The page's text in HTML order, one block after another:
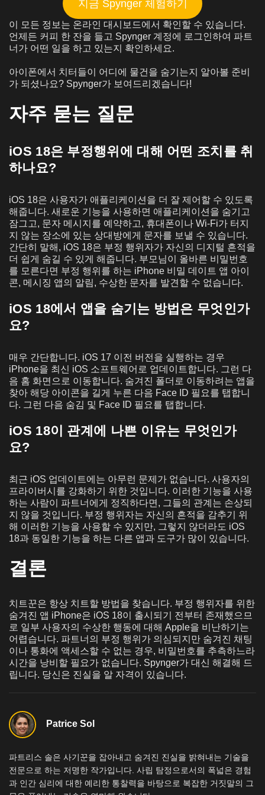
지금 Spynger 체험하기
이 모든 정보는 온라인 대시보드에서 확인할 수 있습니다.
언제든 커피 한 잔을 들고 Spynger 계정에 로그인하여 파트
너가 어떤 일을 하고 있는지 확인하세요.
아이폰에서 치터들이 어디에 물건을 숨기는지 알아볼 준비
가 되셨나요? Spynger가 보여드리겠습니다!
자주 묻는 질문
iOS 18은 부정행위에 대해 어떤 조치를 취
하나요?
iOS 18은 사용자가 애플리케이션을 더 잘 제어할 수 있도록
해줍니다. 새로운 기능을 사용하면 애플리케이션을 숨기고
잠그고, 문자 메시지를 예약하고, 휴대폰이나 Wi-Fi가 터지
지 않는 장소에 있는 상대방에게 문자를 보낼 수 있습니다.
간단히 말해, iOS 18은 부정 행위자가 자신의 디지털 흔적을
더 쉽게 숨길 수 있게 해줍니다. 부모님이 올바른 비밀번호
를 모른다면 부정 행위를 하는 iPhone 비밀 데이트 앱 아이
콘, 메시징 앱의 알림, 수상한 문자를 발견할 수 없습니다.
iOS 18에서 앱을 숨기는 방법은 무엇인가
요?
매우 간단합니다. iOS 17 이전 버전을 실행하는 경우
iPhone을 최신 iOS 소프트웨어로 업데이트합니다. 그런 다
음 홈 화면으로 이동합니다. 숨겨진 폴더로 이동하려는 앱을
찾아 해당 아이콘을 길게 누른 다음 Face ID 필요를 탭합니
다. 그런 다음 숨김 및 Face ID 필요를 탭합니다.
iOS 18이 관계에 나쁜 이유는 무엇인가
요?
최근 iOS 업데이트에는 아무런 문제가 없습니다. 사용자의
프라이버시를 강화하기 위한 것입니다. 이러한 기능을 사용
하는 사람이 파트너에게 정직하다면, 그들의 관계는 손상되
지 않을 것입니다. 부정 행위자는 자신의 흔적을 감추기 위
해 이러한 기능을 사용할 수 있지만, 그렇지 않더라도 iOS
18과 동일한 기능을 하는 다른 앱과 도구가 많이 있습니다.
결론
치트꾼은 항상 치트할 방법을 찾습니다. 부정 행위자를 위한
숨겨진 앱 iPhone은 iOS 18이 출시되기 전부터 존재했으므
로 일부 사용자의 수상한 행동에 대해 Apple을 비난하기는
어렵습니다. 파트너의 부정 행위가 의심되지만 숨겨진 채팅
이나 통화에 액세스할 수 없는 경우, 비밀번호를 추측하느라
시간을 낭비할 필요가 없습니다. Spynger가 대신 해결해 드
립니다. 당신은 진실을 알 자격이 있습니다.
Patrice Sol
파트리스 솔은 사기꾼을 잡아내고 숨겨진 진실을 밝혀내는 기술을
전문으로 하는 저명한 작가입니다. 사립 탐정으로서의 폭넓은 경험
과 인간 심리에 대한 예리한 통찰력을 바탕으로 복잡한 거짓말의 그